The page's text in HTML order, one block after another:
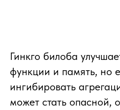
Гинкго билоба
функции и память, но
ингибировать
может стать опасной,